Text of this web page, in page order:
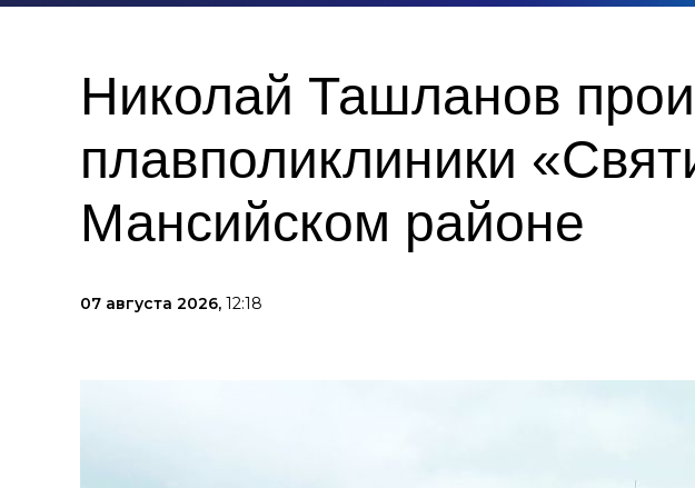
Николай Ташланов
плавполиклиники
Мансийском районе
07 августа 2026, 12:18